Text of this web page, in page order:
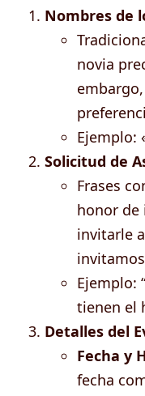
Nombres de
novia
Ejemplo:
Solicitud de
Frases
honor de
invitarle
invitamos
Ejemplo:
tienen el
Detalles del
Fecha y
fecha